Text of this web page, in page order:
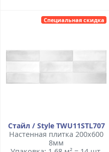
Специальная скидка
Стайл / Style TWU11STL707
Настенная плитка 200x600
8мм